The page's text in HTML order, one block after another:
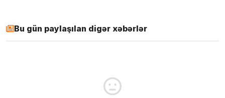
Bu gün paylaşılan digər xəbərlər